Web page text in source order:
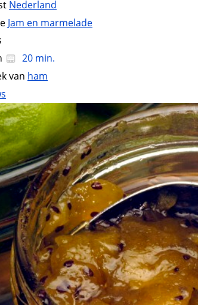
Nederland
Jam en marmelade
20 min.
van ham